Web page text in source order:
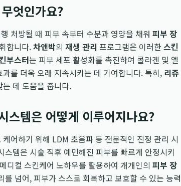
엇인가요?
처방될 때 피부 속부터 수분과 영양을 채워 피부 장
합니다.차앤박의 재생 관리 프로그램은 이러한스킨
부스터는 피부 세포 활성화를 촉진하여 콜라겐 및 엘
를 더욱 오래 지속시키는 데 기여합니다. 특히, 리쥬
데 도움을 줍니다.
스템은 어떻게 이루어지나요?
어하기 위해 LDM 초음파 등 전문적인 진정 관리 시
템은 시술 직후 예민해진 피부를 빠르게 안정시키
디컬 스킨케어 노하우를 활용하여 개개인의 피부 장
넘어, 피부가 스스로 회복하고 보호할 수 있는 능력